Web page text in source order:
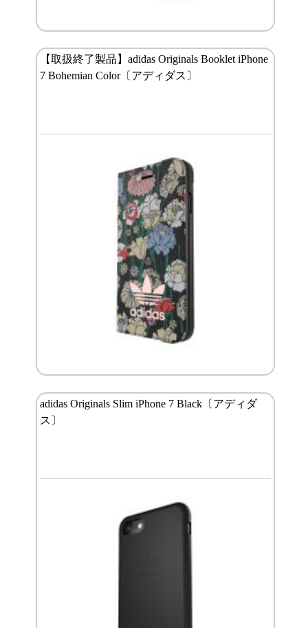
【取扱終了製品】adidas Originals Booklet iPhone
7 Bohemian Color〔アディダス〕
adidas Originals Slim iPhone 7 Black〔アディダ
ス〕